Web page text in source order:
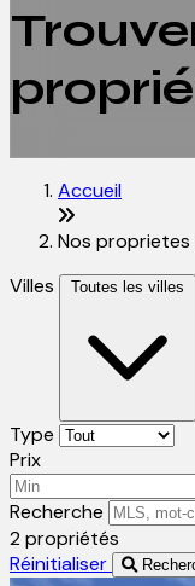
Accueil
Nos proprietes
Villes
Toutes les villes
Type
Prix
Recherche
2 propriétés
Réinitialiser